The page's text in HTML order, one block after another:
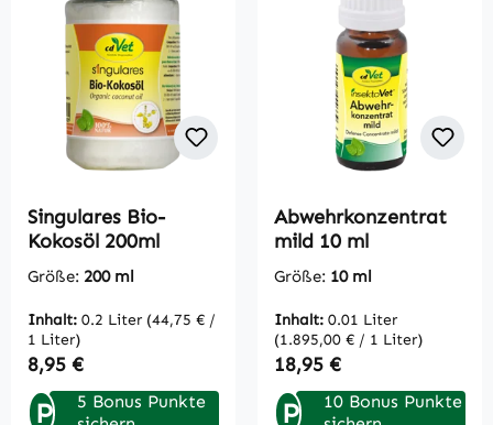
Singulares Bio-
Kokosöl 200ml
Größe: 200 ml
Inhalt: 0.2 Liter (44,75 € /
1 Liter)
Regulärer Preis:
8,95 €
P
5 Bonus Punkte
Abwehrkonzentrat
mild 10 ml
Größe: 10 ml
Inhalt: 0.01 Liter
(1.895,00 € / 1 Liter)
Regulärer Preis:
18,95 €
P
10 Bonus Punkte